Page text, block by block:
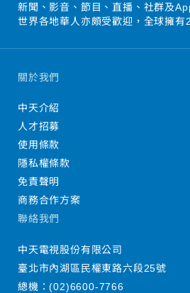
新聞、影音、節目、直播、社群及
世界各地華人亦頗受歡迎，全球擁有
關於我們
中天介紹
人才招募
使用條款
隱私權條款
免責聲明
商務合作方案
聯絡我們
中天電視股份有限公司
臺北市內湖區民權東路六段25號
總機：(02)6600-7766